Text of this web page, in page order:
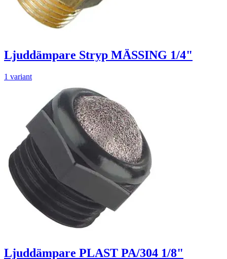
Ljuddämpare Stryp MÄSSING 1/4"
1 variant
Ljuddämpare PLAST PA/304 1/8"